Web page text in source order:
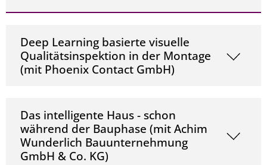
Deep Learning basierte visuelle
Qualitätsinspektion in der Montage
(mit Phoenix Contact GmbH)
Das intelligente Haus - schon
während der Bauphase (mit Achim
Wunderlich Bauunternehmung
GmbH & Co. KG)